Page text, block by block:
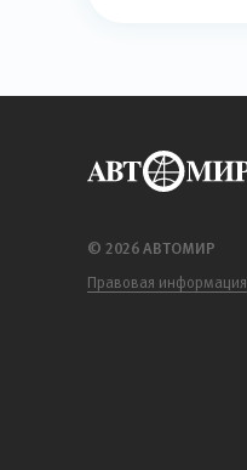
© 2026 АВТОМИР
Правовая информация